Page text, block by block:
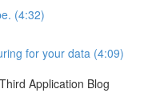
(4:32)
for your data (4:09)
Application Blog